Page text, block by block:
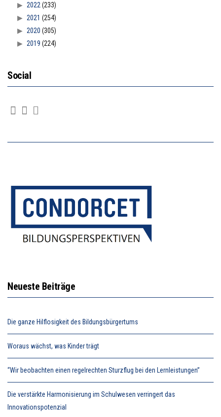
2022 (233)
2021 (254)
2020 (305)
2019 (224)
Social
Neueste Beiträge
Die ganze Hilflosigkeit des Bildungsbürgertums
Woraus wächst, was Kinder trägt
“Wir beobachten einen regelrechten Sturzflug bei den Lernleistungen”
Die verstärkte Harmonisierung im Schulwesen verringert das
Innovationspotenzial